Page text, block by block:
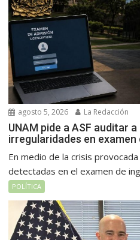
agosto 5, 2026 La Redacción
UNAM pide a ASF auditar
irregularidades en examen
En medio de la crisis
detectadas en el examen de
POLÍTICA